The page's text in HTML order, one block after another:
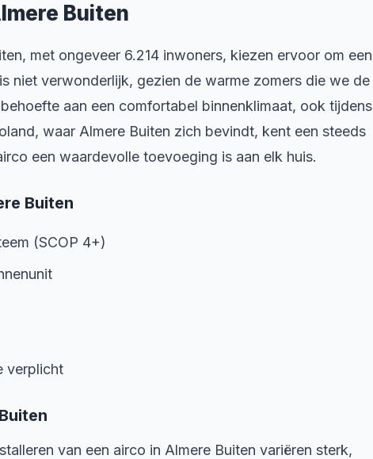
Buiten
met ongeveer 6.214 inwoners, kiezen ervoor om een
niet verwonderlijk, gezien de warme zomers die we de
aan een comfortabel binnenklimaat, ook tijdens
waar Almere Buiten zich bevindt, kent een steeds
een waardevolle toevoeging is aan elk huis.
Buiten
(SCOP 4+)
verplicht
van een airco in Almere Buiten variëren sterk,